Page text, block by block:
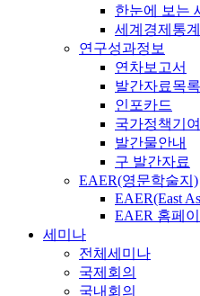
한눈에 보는
세계경제통계
연구성과정보
연차보고서
발간자료목록
인포카드
국가정책기
발간물안내
구 발간자료
EAER(영문학술지)
EAER(East
EAER 홈페
세미나
전체세미나
국제회의
국내회의